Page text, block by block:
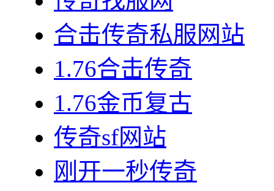
合击传奇私服网站
1.76合击传奇
1.76金币复古
传奇sf网站
刚开一秒传奇